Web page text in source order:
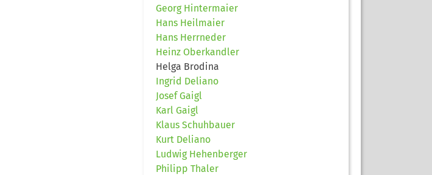
Georg Hintermaier
Hans Heilmaier
Hans Herrneder
Heinz Oberkandler
Helga Brodina
Ingrid Deliano
Josef Gaigl
Karl Gaigl
Klaus Schuhbauer
Kurt Deliano
Ludwig Hehenberger
Philipp Thaler